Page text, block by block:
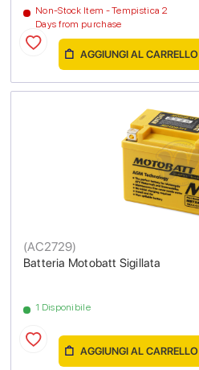
Non-Stock Item - Tempistica 2
Days from purchase
AGGIUNGI AL CARRELLO
Batteria Motobatt Sigillata
(AC2729)
1 Disponibile
AGGIUNGI AL CARRELLO